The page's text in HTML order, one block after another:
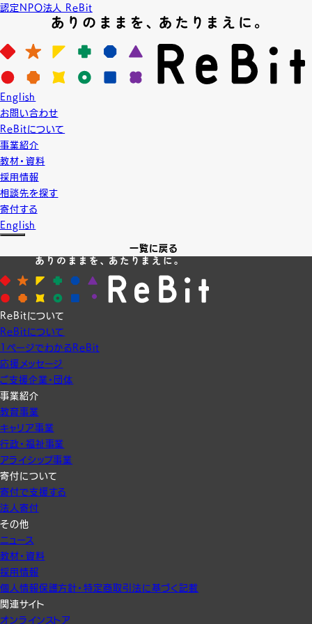
認定NPO法人 ReBit
English
お問い合わせ
ReBitについて
事業紹介
教材・資料
採用情報
相談先を探す
寄付する
English
News
ニュース
2020.9.20
【研修】三重県男女共同参画センター 相談員研修
三重県男女共同参画センターの相談員の皆様に向けた研修にうかがいま
した。ありがとうございました！
多様な性をはじめとして、「一人一人の違いを大切にするための授業」は
寄付という形からでもご支援いただけます！
🌈詳細は
一覧に戻る
ReBitについて
ReBitについて
1ページでわかるReBit
応援メッセージ
ご支援企業・団体
事業紹介
教育事業
キャリア事業
行政・福祉事業
アライシップ事業
寄付について
寄付で支援する
法人寄付
その他
ニュース
教材・資料
採用情報
個人情報保護方針・特定商取引法に基づく記載
関連サイト
オンラインストア